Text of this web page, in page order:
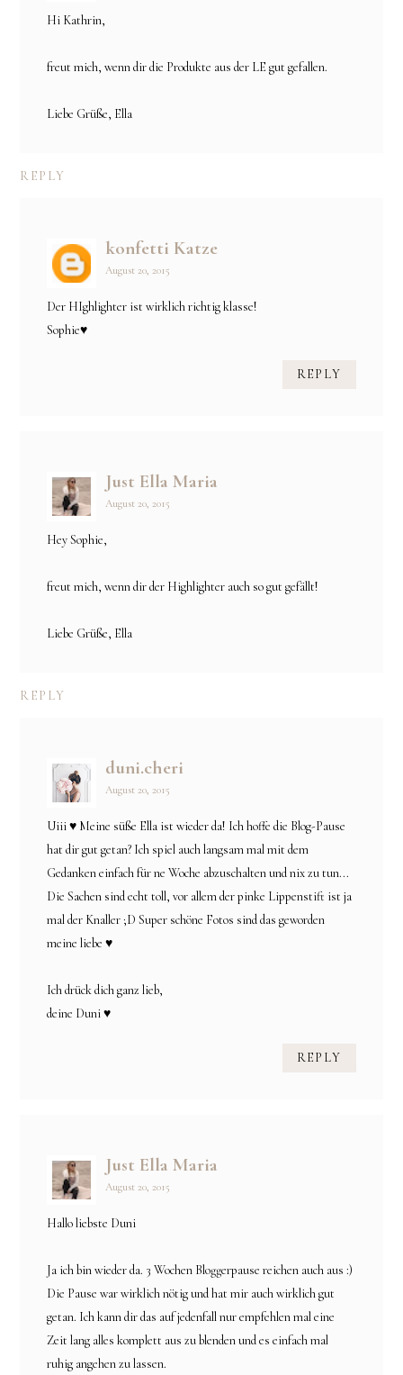
Hi Kathrin,
freut mich, wenn dir die Produkte aus der LE gut gefallen.
Liebe Grüße, Ella
REPLY
konfetti Katze
August 20, 2015
Der HIghlighter ist wirklich richtig klasse!
Sophie♥
REPLY
Just Ella Maria
August 20, 2015
Hey Sophie,
freut mich, wenn dir der Highlighter auch so gut gefällt!
Liebe Grüße, Ella
REPLY
duni.cheri
August 20, 2015
Uiii ♥ Meine süße Ella ist wieder da! Ich hoffe die Blog-Pause
hat dir gut getan? Ich spiel auch langsam mal mit dem
Gedanken einfach für ne Woche abzuschalten und nix zu tun...
Die Sachen sind echt toll, vor allem der pinke Lippenstift ist ja
mal der Knaller ;D Super schöne Fotos sind das geworden
meine liebe ♥
Ich drück dich ganz lieb,
deine Duni ♥
REPLY
Just Ella Maria
August 20, 2015
Hallo liebste Duni
Ja ich bin wieder da. 3 Wochen Bloggerpause reichen auch aus :)
Die Pause war wirklich nötig und hat mir auch wirklich gut
getan. Ich kann dir das auf jedenfall nur empfehlen mal eine
Zeit lang alles komplett aus zu blenden und es einfach mal
ruhig angehen zu lassen.